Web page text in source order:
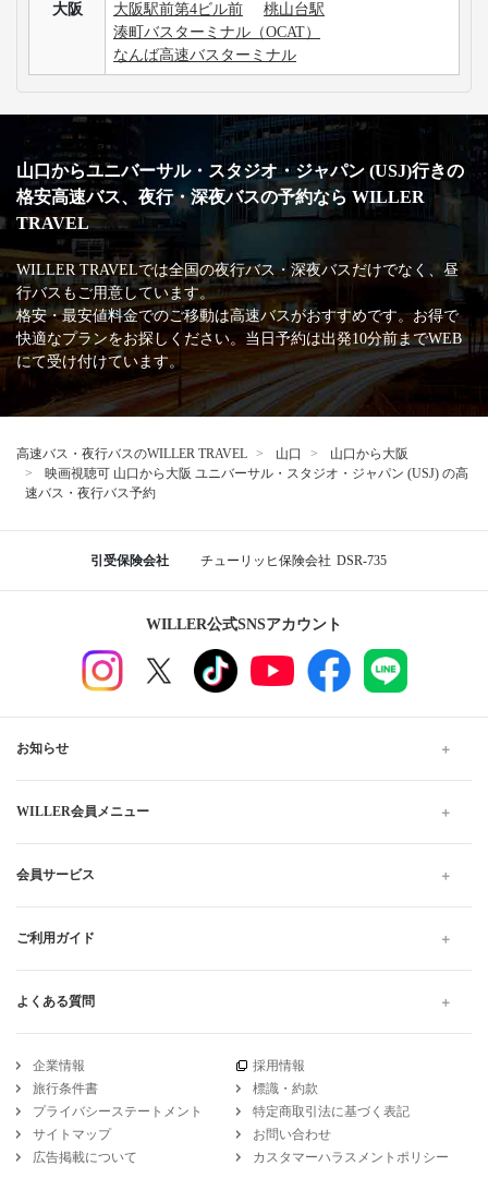
大阪
大阪駅前第4ビル前
桃山台駅
湊町バスターミナル（OCAT）
なんば高速バスターミナル
山口からユニバーサル・スタジオ・ジャパン (USJ)行きの
格安高速バス、夜行・深夜バスの予約なら WILLER
TRAVEL
WILLER TRAVELでは全国の夜行バス・深夜バスだけでなく、昼
行バスもご用意しています。
格安・最安値料金でのご移動は高速バスがおすすめです。お得で
快適なプランをお探しください。当日予約は出発10分前までWEB
にて受け付けています。
高速バス・夜行バスのWILLER TRAVEL 山口
山口から大阪
映画視聴可 山口から大阪 ユニバーサル・スタジオ・ジャパン (USJ) の高
速バス・夜行バス予約
引受保険会社 チューリッヒ保険会社 DSR-735
WILLER公式SNSアカウント
お知らせ
WILLER会員メニュー
会員サービス
ご利用ガイド
よくある質問
企業情報
採用情報
旅行条件書
標識・約款
プライバシーステートメント
特定商取引法に基づく表記
サイトマップ
お問い合わせ
広告掲載について
カスタマーハラスメントポリシー